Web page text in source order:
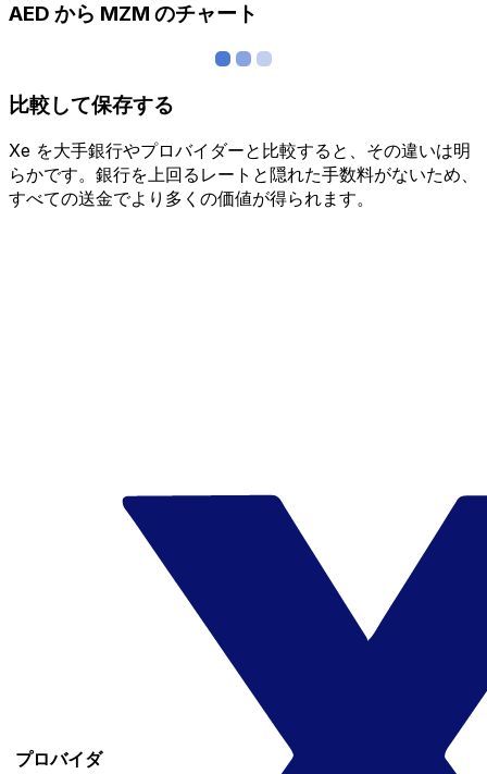
AED から MZM のチャート
比較して保存する
Xe を大手銀行やプロバイダーと比較すると、その違いは明
らかです。銀行を上回るレートと隠れた手数料がないため、
すべての送金でより多くの価値が得られます。
プロバイダ